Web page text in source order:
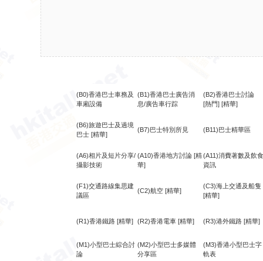
(B0)香港巴士車務及
車廂設備
(B1)香港巴士廣告消
息/廣告車行踪
(B2)香港巴士討論
[熱門] [精華]
(B6)旅遊巴士及過境
巴士 [精華]
(B7)巴士特別所見 (B11)巴士精華區
(A6)相片及短片分享/
攝影技術
(A10)香港地方討論 [精
華]
(A11)消費著數及飲食
資訊
(F1)交通路線集思建
議區
(C2)航空 [精華]
(C3)海上交通及船隻
[精華]
(R1)香港鐵路 [精華] (R2)香港電車 [精華] (R3)港外鐵路 [精華]
(M1)小型巴士綜合討
論
(M2)小型巴士多媒體
分享區
(M3)香港小型巴士字
軌表